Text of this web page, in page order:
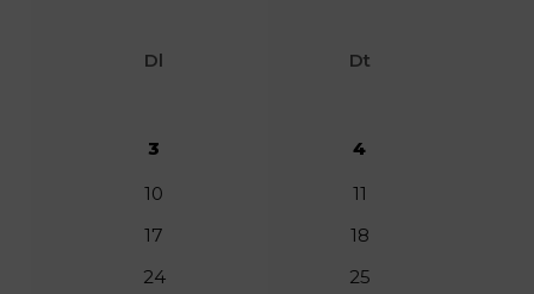
Dl Dt
3
4
10
11
17
18
24
25